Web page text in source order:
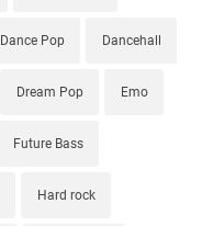
Dance Pop Dancehall
Dream Pop Emo
Future Bass
Hard rock